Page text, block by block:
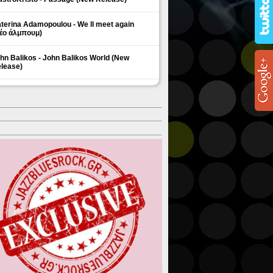
Adamopoulou - We ll meet again
άλμπουμ)
Balikos - John Balikos World (New